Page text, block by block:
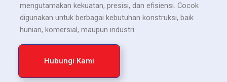
mengutamakan kekuatan, presisi, dan efisiensi. Cocok
digunakan untuk berbagai kebutuhan konstruksi, baik
hunian, komersial, maupun industri.
Hubungi Kami